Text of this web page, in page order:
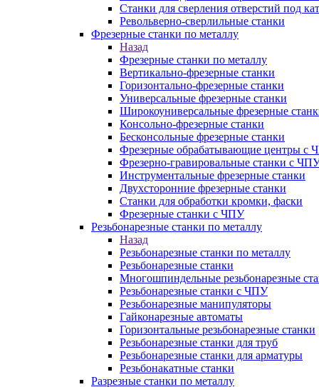
Станки для сверления отверстий под
Револьверно-сверлильные станки
Фрезерные станки по металлу
Назад
Фрезерные станки по металлу
Вертикально-фрезерные станки
Горизонтально-фрезерные станки
Универсальные фрезерные станки
Широкоуниверсальные фрезерные
Консольно-фрезерные станки
Бесконсольные фрезерные станки
Фрезерные обрабатывающие центры с
Фрезерно-гравировальные станки с
Инструментальные фрезерные станки
Двухсторонние фрезерные станки
Станки для обработки кромки, фаски
Фрезерные станки с ЧПУ
Резьбонарезные станки по металлу
Назад
Резьбонарезные станки по металлу
Резьбонарезные станки
Многошпиндельные резьбонарезные
Резьбонарезные станки с ЧПУ
Резьбонарезные манипуляторы
Гайконарезные автоматы
Горизонтальные резьбонарезные станки
Резьбонарезные станки для труб
Резьбонарезные станки для арматуры
Резьбонакатные станки
Разрезные станки по металлу